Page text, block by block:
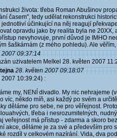
života: třeba Roman Abušinov
časem", tedy udělat rekonstrukci
jednotliví účinkující na něj reagují
opravdu jako by realita byla ne 20XX,
nevyhovuje, první důvod je IMHO
šaškárnám (z mého pohledu). Ale
2007 09:37:14
użivatelem Melkel 28. květen 2007
28. květen 2007 09:18:07
2007 10:39:24) :
my, NENÍ divadlo. My nic nehrajeme
víc, někdo míň, asi každý po svém a
děláme pro sebe, ne pro věřejnost.
třeba i nesrozumitelných,
veřejnost má přístup - zdarma a skoro
akce, děláme je za své a především pro
rozdíl v celkovém nazírání. Vida, dva